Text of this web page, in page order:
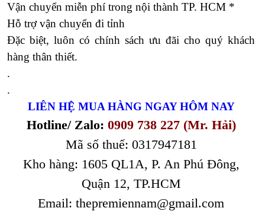
Vận chuyển miễn phí trong nội thành TP. HCM *
Hỗ trợ vận chuyển đi tỉnh
Đặc biệt, luôn có chính sách ưu đãi cho quý khách
hàng thân thiết.
.
.
LIÊN HỆ MUA HÀNG NGAY HÔM NAY
Hotline/ Zalo: 0909 738 227 (Mr. Hải)
Mã số thuế: 0317947181
Kho hàng: 1605 QL1A, P. An Phú Đông,
Quận 12, TP.HCM
Email: thepremiennam@gmail.com